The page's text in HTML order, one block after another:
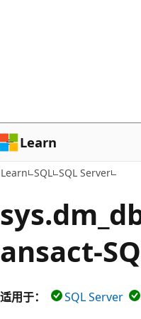
容
Learn
Learn SQL SQL Server
ansact-
适用于： SQL Server